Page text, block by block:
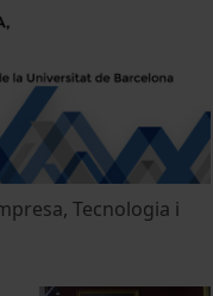
Tecnologia i